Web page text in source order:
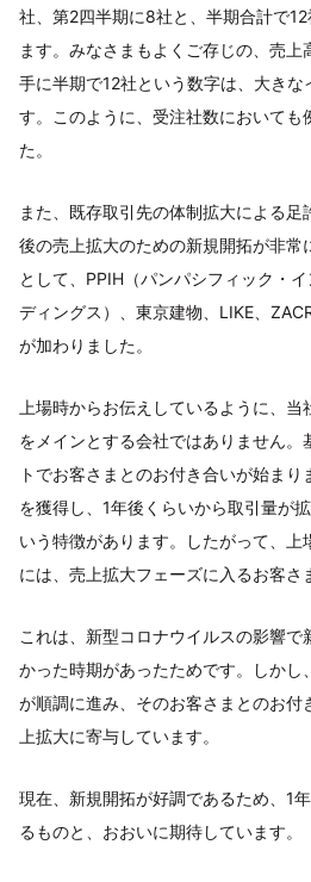
社、第2四半期に8社と、半期合計で
ます。みなさまもよくご存じの、売
手に半期で12社という数字は、大きな
す。このように、受注社数においても
た。
また、既存取引先の体制拡大による
後の売上拡大のための新規開拓が非常
として、PPIH（パンパシフィック・
ディングス）、東京建物、LIKE、
が加わりました。
上場時からお伝えしているように、
をメインとする会社ではありません。
トでお客さまとのお付き合いが始ま
を獲得し、1年後くらいから取引量が
いう特徴があります。したがって、上
には、売上拡大フェーズに入るお客さ
これは、新型コロナウイルスの影響で
かった時期があったためです。しかし
が順調に進み、そのお客さまとのお付
上拡大に寄与しています。
現在、新規開拓が好調であるため、1
るものと、おおいに期待しています。